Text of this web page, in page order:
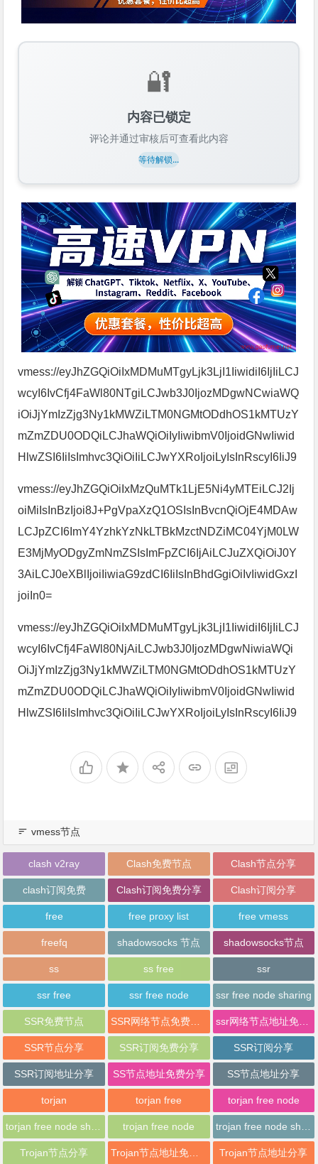
🔐
内容已锁定
评论并通过审核后可查看此内容
等待解锁...
vmess://eyJhZGQiOiIxMDMuMTgyLjk3LjI1IiwidiI6IjIiLCJ
wcyI6IvCfj4FaWl80NTgiLCJwb3J0IjozMDgwNCwiaWQ
iOiJjYmIzZjg3Ny1kMWZiLTM0NGMtODdhOS1kMTUzY
mZmZDU0ODQiLCJhaWQiOiIyIiwibmV0IjoidGNwIiwid
HlwZSI6IiIsImhvc3QiOiIiLCJwYXRoIjoiLyIsInRscyI6IiJ9
vmess://eyJhZGQiOiIxMzQuMTk1LjE5Ni4yMTEiLCJ2Ij
oiMiIsInBzIjoi8J+PgVpaXzQ1OSIsInBvcnQiOjE4MDAw
LCJpZCI6ImY4YzhkYzNkLTBkMzctNDZiMC04YjM0LW
E3MjMyODgyZmNmZSIsImFpZCI6IjAiLCJuZXQiOiJ0Y
3AiLCJ0eXBlIjoiIiwiaG9zdCI6IiIsInBhdGgiOiIvIiwidGxzI
joiIn0=
vmess://eyJhZGQiOiIxMDMuMTgyLjk3LjI1IiwidiI6IjIiLCJ
wcyI6IvCfj4FaWl80NjAiLCJwb3J0IjozMDgwNiwiaWQi
OiJjYmIzZjg3Ny1kMWZiLTM0NGMtODdhOS1kMTUzY
mZmZDU0ODQiLCJhaWQiOiIyIiwibmV0IjoidGNwIiwid
HlwZSI6IiIsImhvc3QiOiIiLCJwYXRoIjoiLyIsInRscyI6IiJ9
vmess节点
clash v2ray Clash免费节点 Clash节点分享
clash订阅免费 Clash订阅免费分享 Clash订阅分享
free free proxy list free vmess
freefq shadowsocks 节点 shadowsocks节点
ss ss free ssr
ssr free ssr free node ssr free node sharing
SSR免费节点 ssr网络节点地址免费分享
SSR节点分享 SSR订阅免费分享 SSR订阅分享
SSR订阅地址分享 SS节点地址免费分享 SS节点地址分享
torjan torjan free torjan free node
trojan free node
Trojan节点分享 Trojan节点地址分享